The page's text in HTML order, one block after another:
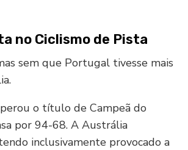
no Ciclismo de Pista
sem que Portugal tivesse mais
o título de Campeã do
por 94-68. A Austrália
inclusivamente provocado a